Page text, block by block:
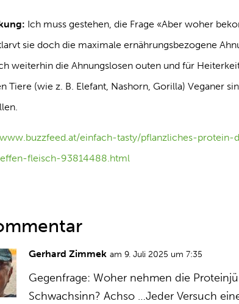
Ich muss gestehen, die Frage «Aber woher
sie doch die maximale ernährungsbezogene
weiterhin die Ahnungslosen outen und für
Tiere (wie z. B. Elefant, Nashorn, Gorilla) Veganer
einfach-tasty/pflanzliches-
fleisch-93814488.html
Gerhard Zimmek am 9. Juli 2025 um 7:35
Gegenfrage: Woher nehmen die
Schwachsinn? Achso …Jeder Versuch